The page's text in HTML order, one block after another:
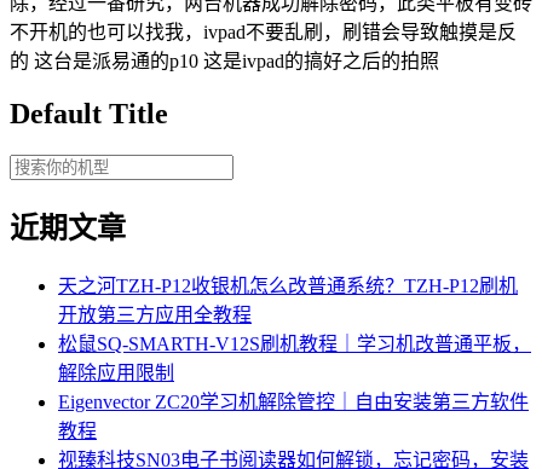
不开机的也可以找我，ivpad不要乱刷，刷错会导致触摸是反
的 这台是派易通的p10 这是ivpad的搞好之后的拍照
Default Title
近期文章
天之河TZH-P12收银机怎么改普通系统？TZH-P12刷机
开放第三方应用全教程
松鼠SQ-SMARTH-V12S刷机教程｜学习机改普通平板，
解除应用限制
Eigenvector ZC20学习机解除管控｜自由安装第三方软件
教程
视臻科技SN03电子书阅读器如何解锁，忘记密码，安装